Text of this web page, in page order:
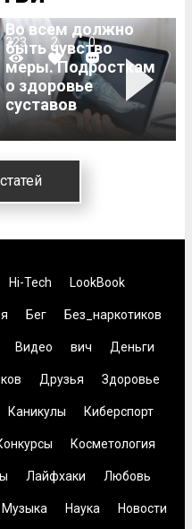
323 2 0
Во всем должно
быть чувство
меры. Подросткам
о здоровье
суставов
Next
Hi-Tech LookBook
Бег Без_наркотиков
Видео вич Деньги
Друзья Здоровье
Каникулы Киберспорт
Косметология
Лайфхаки Любовь
Музыка Наука Новости